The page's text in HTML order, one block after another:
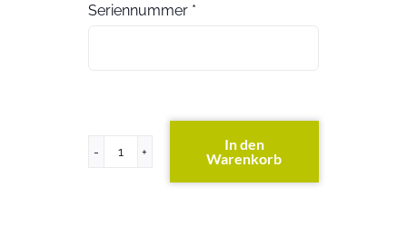
Seriennummer *
x3950
In den
Warenkorb